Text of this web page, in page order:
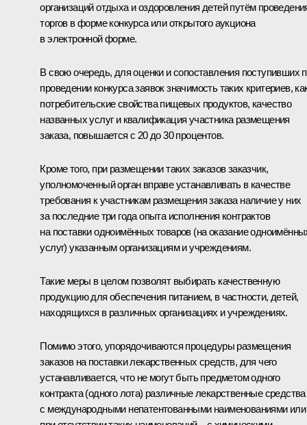
организаций отдыха и оздоровления детей путём
торгов в форме конкурса или открытого аукциона
в электронной форме.
В свою очередь, для оценки и сопоставления поступивших
проведении конкурса заявок значимость таких критериев,
потребительские свойства пищевых продуктов, качество
названных услуг и квалификация участника размещения
заказа, повышается с 20 до 30 процентов.
Кроме того, при размещении таких заказов заказчик,
уполномоченный орган вправе устанавливать в качестве
требования к участникам размещения заказа наличие у них
за последние три года опыта исполнения контрактов
на поставки одноимённых товаров (на оказание
услуг) указанным организациям и учреждениям.
Такие меры в целом позволят выбирать качественную
продукцию для обеспечения питанием, в частности, детей,
находящихся в различных организациях и учреждениях.
Помимо этого, упорядочиваются процедуры размещения
заказов на поставки лекарственных средств, для чего
устанавливается, что не могут быть предметом одного
контракта (одного лота) различные лекарственные средства
с международными непатентованными наименованиями или